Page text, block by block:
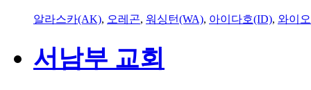
알라스카(AK), 오레곤, 워싱턴(WA), 아이다호(ID), 와이
서남부 교회